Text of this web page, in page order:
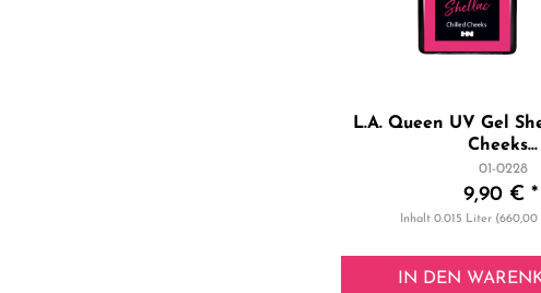
L.A. Queen UV Gel
Cheeks...
01-0228
9,90 € *
Inhalt 0.015 Liter (660,00
IN DEN